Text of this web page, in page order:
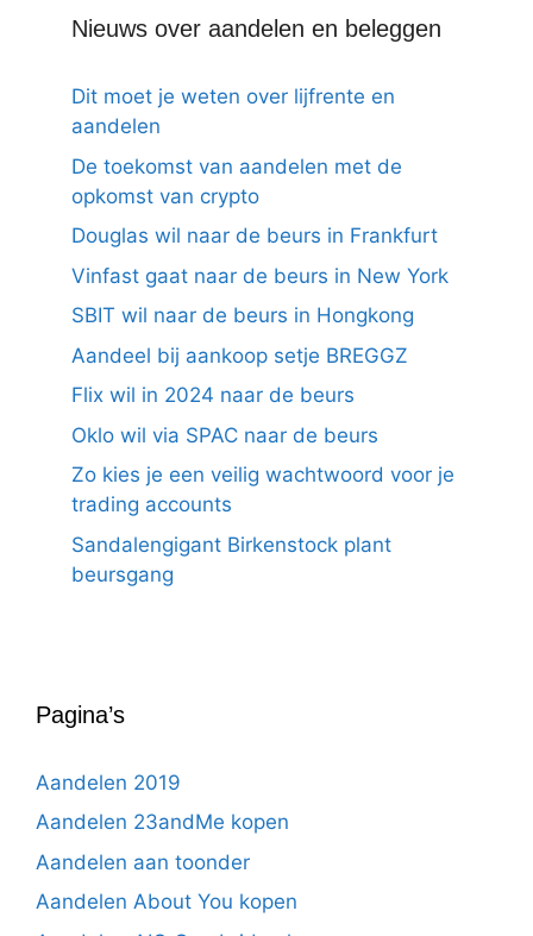
Nieuws over aandelen en beleggen
Dit moet je weten over lijfrente en
aandelen
De toekomst van aandelen met de
opkomst van crypto
Douglas wil naar de beurs in Frankfurt
Vinfast gaat naar de beurs in New York
SBIT wil naar de beurs in Hongkong
Aandeel bij aankoop setje BREGGZ
Flix wil in 2024 naar de beurs
Oklo wil via SPAC naar de beurs
Zo kies je een veilig wachtwoord voor je
trading accounts
Sandalengigant Birkenstock plant
beursgang
Pagina’s
Aandelen 2019
Aandelen 23andMe kopen
Aandelen aan toonder
Aandelen About You kopen